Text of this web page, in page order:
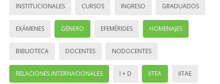
INSTITUCIONALES CURSOS INGRESO GRADUADOS
EXÁMENES GÉNERO EFEMÉRIDES HOMENAJES
BIBLIOTECA DOCENTES NODOCENTES
RELACIONES INTERNACIONALES I + D IITEA IITAE